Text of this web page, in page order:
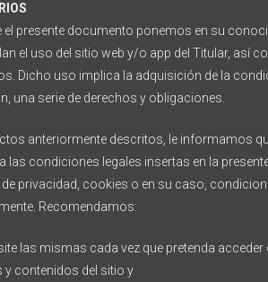
el presente documento ponemos en su
el uso del sitio web y/o app del Titular, así
Dicho uso implica la adquisición de la
una serie de derechos y obligaciones.
anteriormente descritos, le informamos
las condiciones legales insertas en la
privacidad, cookies o en su caso,
Recomendamos:
las mismas cada vez que pretenda acceder
y contenidos del sitio y